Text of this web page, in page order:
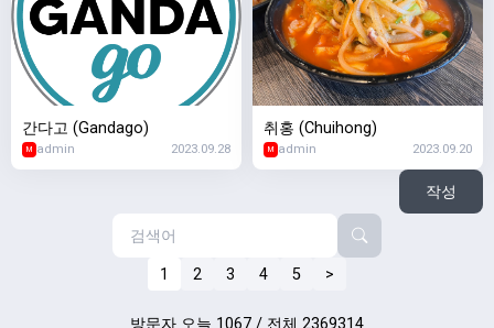
간다고 (Gandago)
M admin 2023.09.28
취홍 (Chuihong)
M admin 2023.09.20
작성
1 2 3 4 5 >